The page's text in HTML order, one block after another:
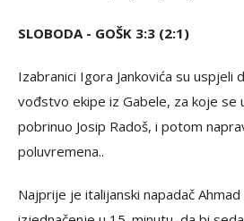
SLOBODA - GOŠK 3:3 (2:1)
Izabranici Igora Jankovića su uspjeli
vođstvo ekipe iz Gabele, za koje se
pobrinuo Josip Radoš, i potom
poluvremena..
Najprije je italijanski napadač